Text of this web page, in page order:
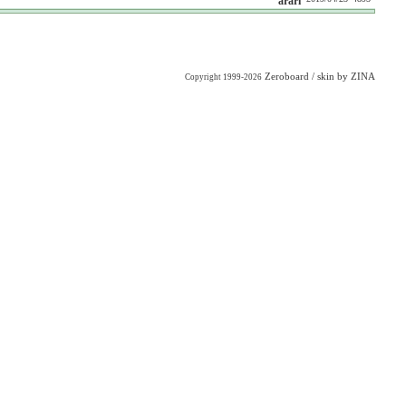
Copyright 1999-2026 Zeroboard / skin by ZINA